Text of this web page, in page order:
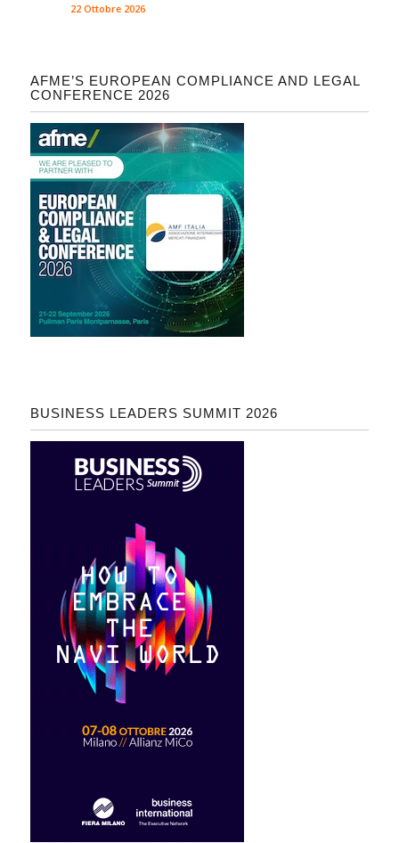
22 Ottobre 2026
AFME’S EUROPEAN COMPLIANCE AND LEGAL
CONFERENCE 2026
BUSINESS LEADERS SUMMIT 2026